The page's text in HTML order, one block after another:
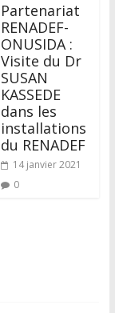
Partenariat
RENADEF-
ONUSIDA :
Visite du Dr
SUSAN
KASSEDE
dans les
installations
du RENADEF
14 janvier 2021
0